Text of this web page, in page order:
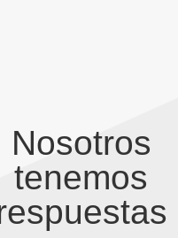
Nosotros
tenemos